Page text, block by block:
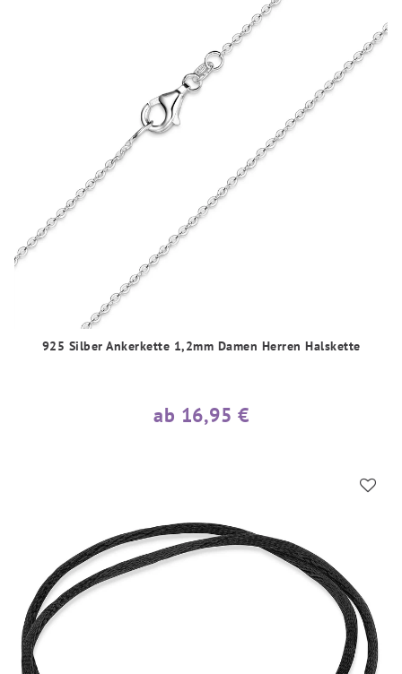
925 Silber Ankerkette 1,2mm Damen Herren Halskette
ab 16,95 €